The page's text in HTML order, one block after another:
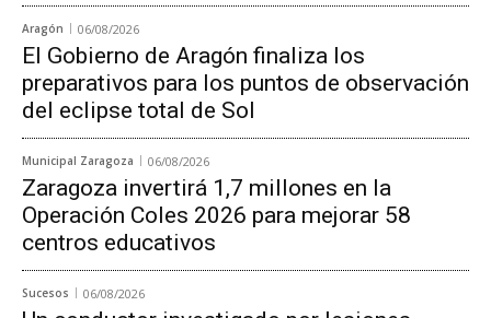
Aragón 06/08/2026
El Gobierno de Aragón finaliza los
preparativos para los puntos de observación
del eclipse total de Sol
Municipal Zaragoza 06/08/2026
Zaragoza invertirá 1,7 millones en la
Operación Coles 2026 para mejorar 58
centros educativos
Sucesos 06/08/2026